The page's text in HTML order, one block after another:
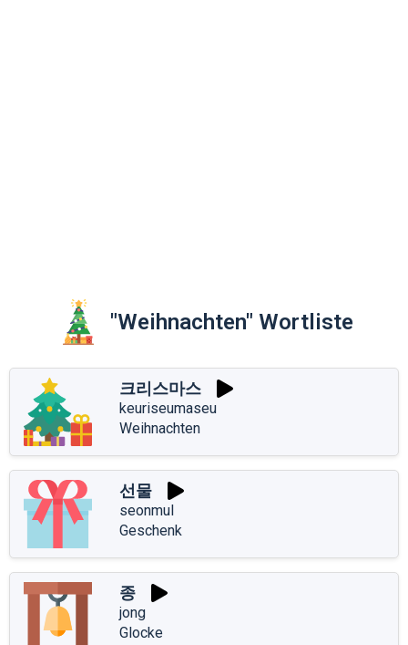
"Weihnachten" Wortliste
크리스마스
keuriseumaseu
Weihnachten
선물
seonmul
Geschenk
종
jong
Glocke